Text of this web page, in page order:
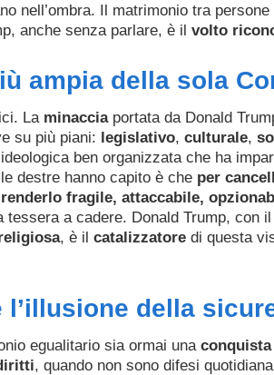
nell’ombra. Il matrimonio tra
anche senza parlare, è il volto
ampia della sola
La minacciaportata da Donald
su più piani: legislativo, culturale,
ben organizzata che ha
destre hanno capito è che per
renderlo fragile, attaccabile,
tessera a cadere. Donald Trump, con
, è il catalizzatore di questa
l’illusione della
egualitario sia ormai una
, quando non sono difesi